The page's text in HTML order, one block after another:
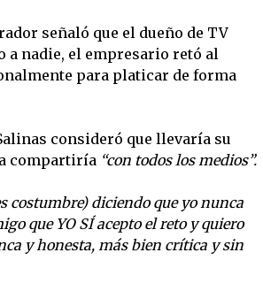
señaló que el dueño de TV
a nadie, el empresario retó al
para platicar de forma
consideró que llevaría su
compartiría “con todos los medios”.
costumbre) diciendo que yo nunca
que YO SÍ acepto el reto y quiero
y honesta, más bien crítica y sin